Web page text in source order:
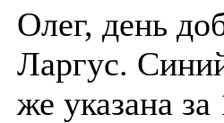
Олег, день
Ларгус.
же указана за